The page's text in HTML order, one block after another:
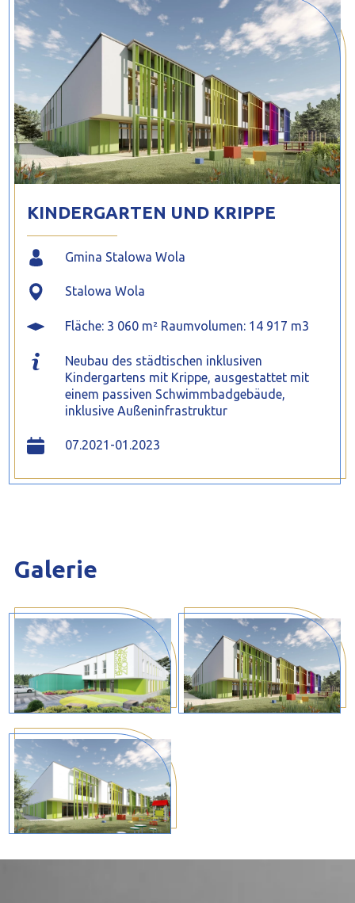
PROFILAR – kaltgeformte Profile
KINDERGARTEN UND KRIPPE
Gmina Stalowa Wola
Stalowa Wola
Fläche: 3 060 m² Raumvolumen: 14 917 m3
Neubau des städtischen inklusiven
Kindergartens mit Krippe, ausgestattet mit
einem passiven Schwimmbadgebäude,
inklusive Außeninfrastruktur
07.2021-01.2023
Galerie